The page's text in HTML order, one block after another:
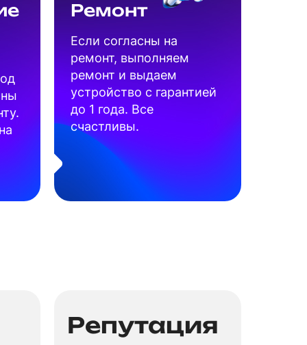
Ремонт
Если согласны на
ремонт, выполняем
ремонт и выдаем
устройство с гарантией
до 1 года. Все
счастливы.
Репутация